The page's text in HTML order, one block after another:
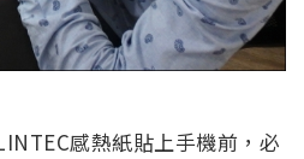
感熱紙貼上手機前，必